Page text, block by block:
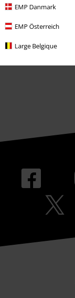
EMP Danmark
EMP Österreich
Large Belgique